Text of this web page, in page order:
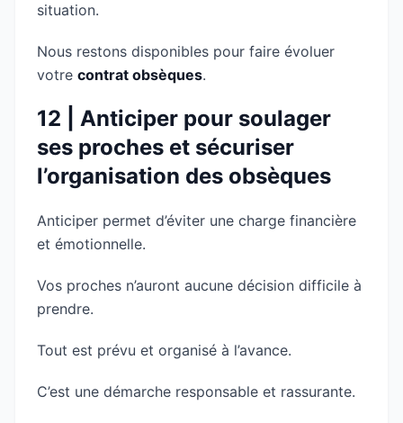
situation.
Nous restons disponibles pour faire évoluer
votre contrat obsèques.
12 | Anticiper pour soulager
ses proches et sécuriser
l’organisation des obsèques
Anticiper permet d’éviter une charge financière
et émotionnelle.
Vos proches n’auront aucune décision difficile à
prendre.
Tout est prévu et organisé à l’avance.
C’est une démarche responsable et rassurante.